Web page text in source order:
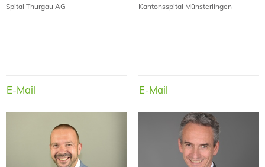
Spital Thurgau AG
E-Mail
Kantonsspital Münsterlingen
E-Mail
Thomas Altenburger Nico Altwegg